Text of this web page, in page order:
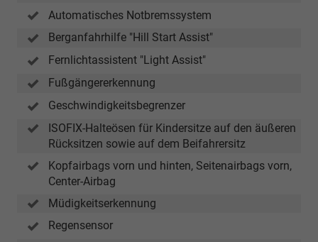
Automatisches Notbremssystem
Berganfahrhilfe "Hill Start Assist"
Fernlichtassistent "Light Assist"
Fußgängererkennung
Geschwindigkeitsbegrenzer
ISOFIX-Halteösen für Kindersitze auf den äußeren
Rücksitzen sowie auf dem Beifahrersitz
Kopfairbags vorn und hinten, Seitenairbags vorn,
Center-Airbag
Müdigkeitserkennung
Regensensor